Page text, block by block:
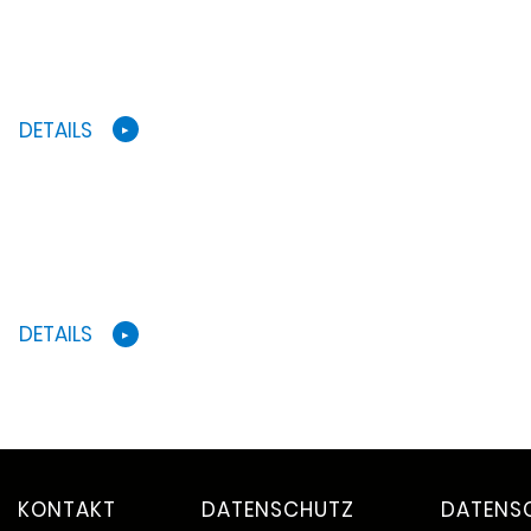
DETAILS
DETAILS
KONTAKT DATENSCHUTZ